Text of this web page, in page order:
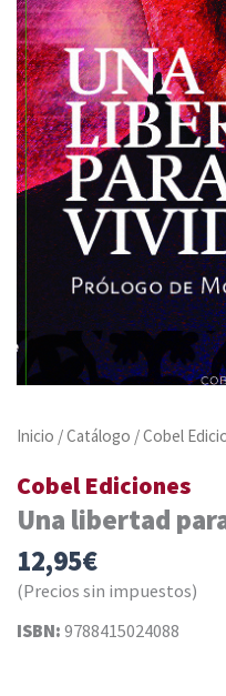
Inicio /Catálogo /Cobel
Cobel Ediciones
Una libertad
12,95€
(Precios sin impuestos)
ISBN: 9788415024088